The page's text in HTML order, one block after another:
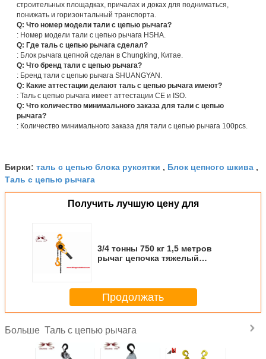
строительных площадках, причалах и доках для подниматься,
понижать и горизонтальный транспорта.
Q: Что номер модели тали с цепью рычага?
: Номер модели тали с цепью рычага HSHA.
Q: Где таль с цепью рычага сделал?
: Блок рычага цепной сделан в Chungking, Китае.
Q: Что бренд тали с цепью рычага?
: Бренд тали с цепью рычага SHUANGYAN.
Q: Какие аттестации делают таль с цепью рычага имеют?
: Таль с цепью рычага имеет аттестации CE и ISO.
Q: Что количество минимального заказа для тали с цепью
рычага?
: Количество минимального заказа для тали с цепью рычага 100pcs.
Бирки: таль с цепью блока рукоятки , Блок цепного шкива ,
Таль с цепью рычага
Получить лучшую цену для
3/4 тонны 750 кг 1,5 метров
рычаг цепочка тяжелый
высокая производительность
Продолжать
Больше Таль с цепью рычага